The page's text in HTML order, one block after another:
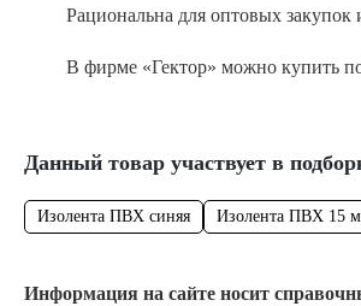
Рациональна для оптовых закупок
В фирме «Гектор» можно купить
Данный товар участвует в
Изолента ПВХ синяя Изолента ПВХ 15
Информация на сайте носит